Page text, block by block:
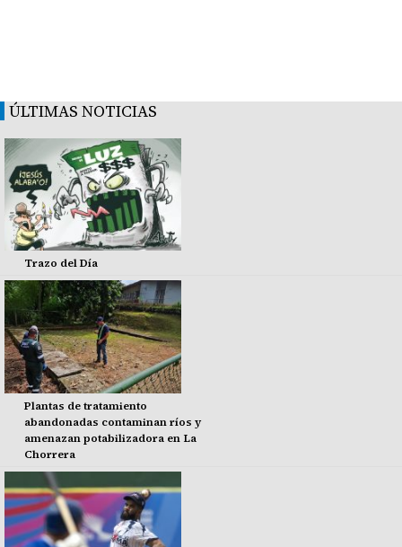
ÚLTIMAS NOTICIAS
Trazo del Día
Plantas de tratamiento
abandonadas contaminan ríos y
amenazan potabilizadora en La
Chorrera